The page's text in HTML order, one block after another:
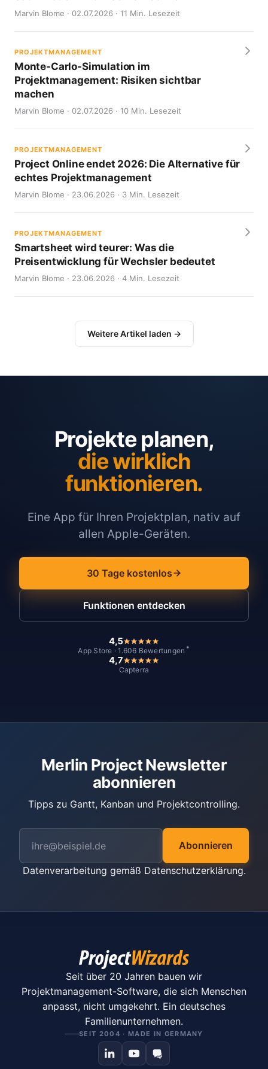
Marvin Blome · 02.07.2026 · 11 Min. Lesezeit
PROJEKTMANAGEMENT
Monte-Carlo-Simulation im
Projektmanagement: Risiken sichtbar
machen
Marvin Blome · 02.07.2026 · 10 Min. Lesezeit
PROJEKTMANAGEMENT
Project Online endet 2026: Die Alternative für
echtes Projektmanagement
Marvin Blome · 23.06.2026 · 3 Min. Lesezeit
PROJEKTMANAGEMENT
Smartsheet wird teurer: Was die
Preisentwicklung für Wechsler bedeutet
Marvin Blome · 23.06.2026 · 4 Min. Lesezeit
Weitere Artikel laden →
Projekte planen,
die wirklich
funktionieren.
Eine App für Ihren Projektplan, nativ auf
allen Apple-Geräten.
30 Tage kostenlos
Funktionen entdecken
4,5
App Store · 1.606 Bewertungen *
4,7
Capterra
Merlin Project Newsletter
abonnieren
Tipps zu Gantt, Kanban und Projektcontrolling.
Abonnieren
Datenverarbeitung gemäß Datenschutzerklärung.
Seit über 20 Jahren bauen wir
Projektmanagement-Software, die sich Menschen
anpasst, nicht umgekehrt. Ein deutsches
Familienunternehmen.
SEIT 2004 · MADE IN GERMANY